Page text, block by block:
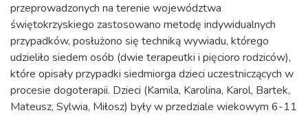
przeprowadzonych na terenie województwa
świętokrzyskiego zastosowano metodę indywidualnych
przypadków, posłużono się techniką wywiadu, którego
udzieliło siedem osób (dwie terapeutki i pięcioro rodziców),
które opisały przypadki siedmiorga dzieci uczestniczących w
procesie dogoterapii. Dzieci (Kamila, Karolina, Karol, Bartek,
Mateusz, Sylwia, Miłosz) były w przedziale wiekowym 6-11